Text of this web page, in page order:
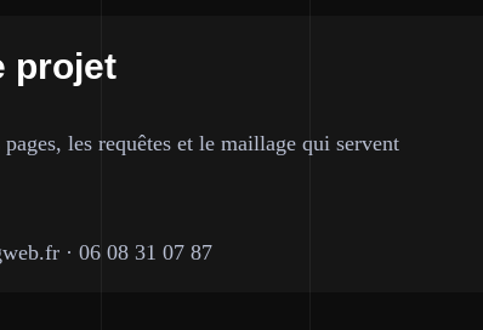
projet
les requêtes et le maillage qui servent
· 06 08 31 07 87